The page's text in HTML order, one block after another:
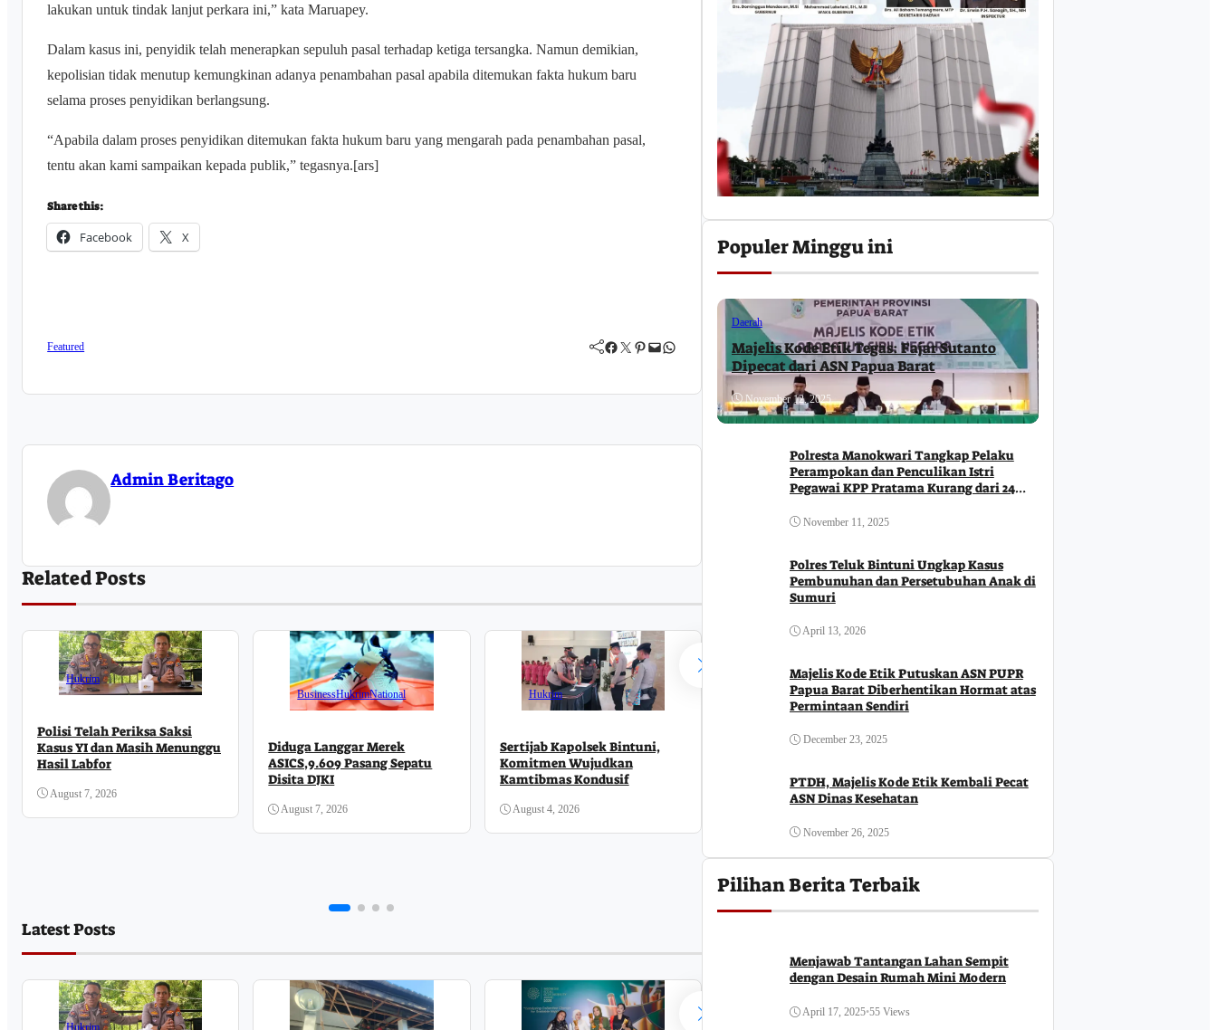
lakukan untuk tindak lanjut perkara ini,” kata Maruapey.
Dalam kasus ini, penyidik telah menerapkan sepuluh pasal terhadap ketiga tersangka. Namun demikian,
kepolisian tidak menutup kemungkinan adanya penambahan pasal apabila ditemukan fakta hukum baru
selama proses penyidikan berlangsung.
“Apabila dalam proses penyidikan ditemukan fakta hukum baru yang mengarah pada penambahan pasal,
tentu akan kami sampaikan kepada publik,” tegasnya.[ars]
Share this:
Facebook X
Featured Facebook Twitter Pinterest Mail WhatsApp
Admin Beritago
Related Posts
Hukrim
Polisi Telah Periksa Saksi
Kasus YI dan Masih Menunggu
Hasil Labfor
August 7, 2026
BusinessHukrimNational
Diduga Langgar Merek
ASICS,9.609 Pasang Sepatu
Disita DJKI
August 7, 2026
Hukrim
Sertijab Kapolsek Bintuni,
Komitmen Wujudkan
Kamtibmas Kondusif
August 4, 2026
Hukrim
Remaja 17 Diciduk Tim URC
Barat Usai Bobol Toko
August 3, 2026
Polisi Bergerak Cepat, Aksi
Pemalangan Jalan Km 5 Teluk
Latest Posts
Hukrim
Populer Minggu ini
Daerah
Majelis Kode Etik Tegas: Fajar Sutanto
Dipecat dari ASN Papua Barat
November 12, 2025
Polresta Manokwari Tangkap Pelaku
Perampokan dan Penculikan Istri
Pegawai KPP Pratama Kurang dari 24
November 11, 2025
Polres Teluk Bintuni Ungkap Kasus
Pembunuhan dan Persetubuhan Anak di
Sumuri
April 13, 2026
Majelis Kode Etik Putuskan ASN PUPR
Papua Barat Diberhentikan Hormat atas
Permintaan Sendiri
December 23, 2025
PTDH, Majelis Kode Etik Kembali Pecat
ASN Dinas Kesehatan
November 26, 2025
Pilihan Berita Terbaik
Menjawab Tantangan Lahan Sempit
dengan Desain Rumah Mini Modern
April 17, 2025•55 Views